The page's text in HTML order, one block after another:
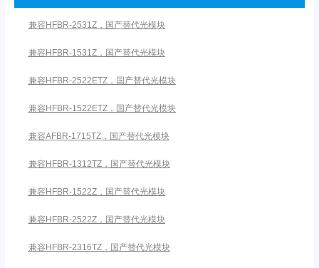
兼容HFBR-2531Z，国产替代光模块
兼容HFBR-1531Z，国产替代光模块
兼容HFBR-2522ETZ，国产替代光模块
兼容HFBR-1522ETZ，国产替代光模块
兼容AFBR-1715TZ，国产替代光模块
兼容HFBR-1312TZ，国产替代光模块
兼容HFBR-1522Z，国产替代光模块
兼容HFBR-2522Z，国产替代光模块
兼容HFBR-2316TZ，国产替代光模块